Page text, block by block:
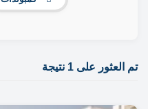
تم العثور على 1 نتيجة